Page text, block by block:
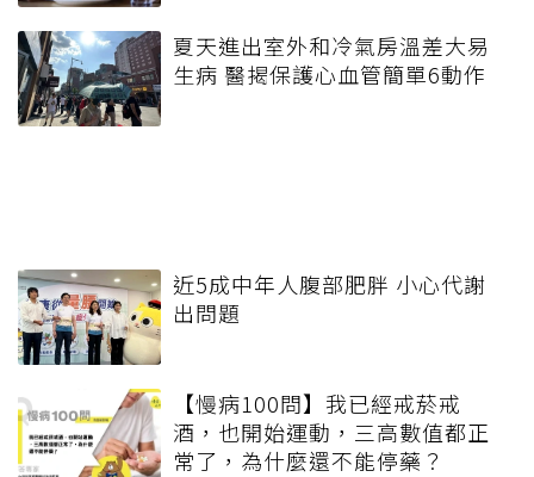
夏天進出室外和冷氣房溫差大易
生病 醫揭保護心血管簡單6動作
近5成中年人腹部肥胖 小心代謝
出問題
【慢病100問】我已經戒菸戒
酒，也開始運動，三高數值都正
常了，為什麼還不能停藥？